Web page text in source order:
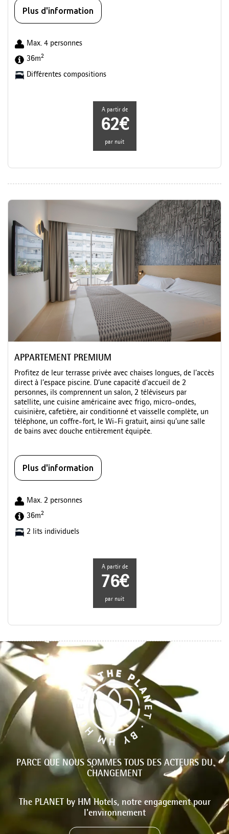
Plus d'information
Max. 4 personnes
36m2
Différentes compositions
A partir de
62€
par nuit
APPARTEMENT PREMIUM
Profitez de leur terrasse privée avec chaises longues, de l’accès
direct à l’espace piscine. D’une capacité d’accueil de 2
personnes, ils comprennent un salon, 2 téléviseurs par
satellite, une cuisine américaine avec frigo, micro-ondes,
cuisinière, cafetière, air conditionné et vaisselle complète, un
téléphone, un coffre-fort, le Wi-Fi gratuit, ainsi qu’une salle
de bains avec douche entièrement équipée.
Plus d'information
Max. 2 personnes
36m2
2 lits individuels
A partir de
76€
par nuit
PARCE QUE NOUS SOMMES TOUS DES ACTEURS DU
CHANGEMENT
The PLANET by HM Hotels, notre engagement pour
l'environnement